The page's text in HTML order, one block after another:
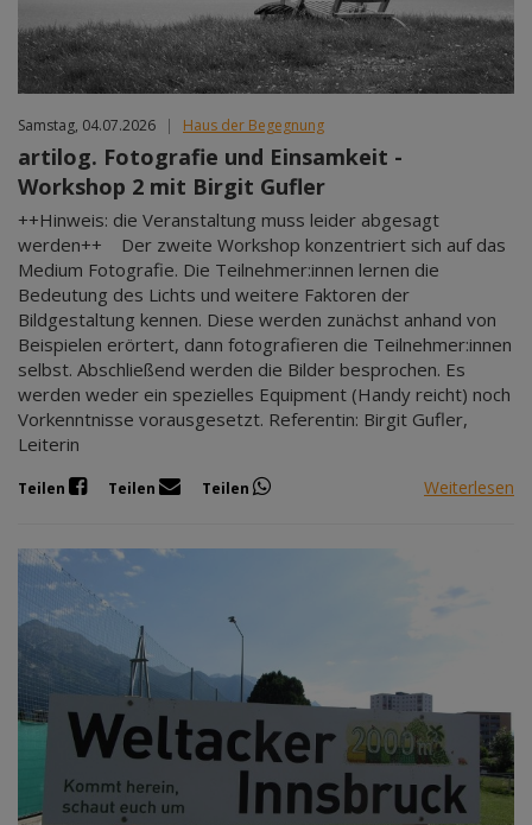
Samstag, 04.07.2026 Haus der Begegnung
artilog. Fotografie und Einsamkeit -
Workshop 2 mit Birgit Gufler
++Hinweis: die Veranstaltung muss leider abgesagt
werden++ Der zweite Workshop konzentriert sich auf das
Medium Fotografie. Die Teilnehmer:innen lernen die
Bedeutung des Lichts und weitere Faktoren der
Bildgestaltung kennen. Diese werden zunächst anhand von
Beispielen erörtert, dann fotografieren die Teilnehmer:innen
selbst. Abschließend werden die Bilder besprochen. Es
werden weder ein spezielles Equipment (Handy reicht) noch
Vorkenntnisse vorausgesetzt. Referentin: Birgit Gufler,
Leiterin
Teilen Teilen Teilen Weiterlesen